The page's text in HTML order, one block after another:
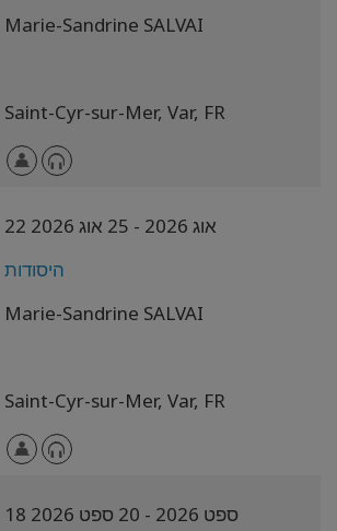
Marie-Sandrine SALVAI
Saint-Cyr-sur-Mer, Var, FR
22 אוג 2026 - 25 אוג 2026
היסודות
Marie-Sandrine SALVAI
Saint-Cyr-sur-Mer, Var, FR
18 ספט 2026 - 20 ספט 2026